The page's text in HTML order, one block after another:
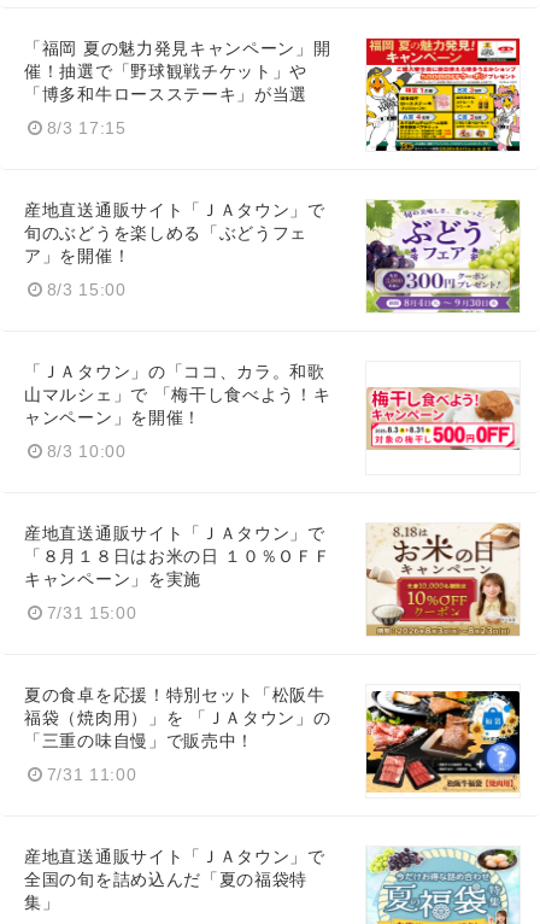
「福岡 夏の魅力発見キャンペーン」開
催！抽選で「野球観戦チケット」や
「博多和牛ロースステーキ」が当選
8/3 17:15
産地直送通販サイト「ＪＡタウン」で
旬のぶどうを楽しめる「ぶどうフェ
ア」を開催！
8/3 15:00
「ＪＡタウン」の「ココ、カラ。和歌
山マルシェ」で 「梅干し食べよう！キ
ャンペーン」を開催！
8/3 10:00
産地直送通販サイト「ＪＡタウン」で
「８月１８日はお米の日 １０％ＯＦＦ
キャンペーン」を実施
7/31 15:00
夏の食卓を応援！特別セット「松阪牛
福袋（焼肉用）」を 「ＪＡタウン」の
「三重の味自慢」で販売中！
7/31 11:00
産地直送通販サイト「ＪＡタウン」で
全国の旬を詰め込んだ「夏の福袋特
集」